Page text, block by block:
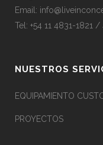
Email:
Tel: +54 11 4831-1821
NUESTROS
EQUIPAMIENTO
PROYECTOS